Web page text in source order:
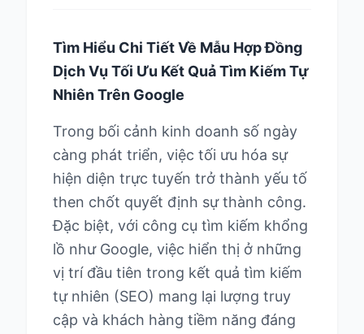
Tìm Hiểu Chi Tiết Về Mẫu Hợp Đồng
Dịch Vụ Tối Ưu Kết Quả Tìm Kiếm Tự
Nhiên Trên Google
Trong bối cảnh kinh doanh số ngày
càng phát triển, việc tối ưu hóa sự
hiện diện trực tuyến trở thành yếu tố
then chốt quyết định sự thành công.
Đặc biệt, với công cụ tìm kiếm khổng
lồ như Google, việc hiển thị ở những
vị trí đầu tiên trong kết quả tìm kiếm
tự nhiên (SEO) mang lại lượng truy
cập và khách hàng tiềm năng đáng